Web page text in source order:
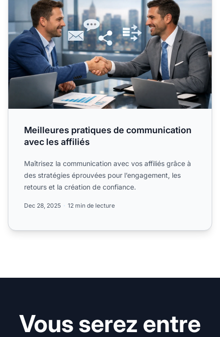
Meilleures pratiques de communication
avec les affiliés
Maîtrisez la communication avec vos affiliés grâce à
des stratégies éprouvées pour l’engagement, les
retours et la création de confiance.
Dec 28, 2025 12 min de lecture
Vous serez entre